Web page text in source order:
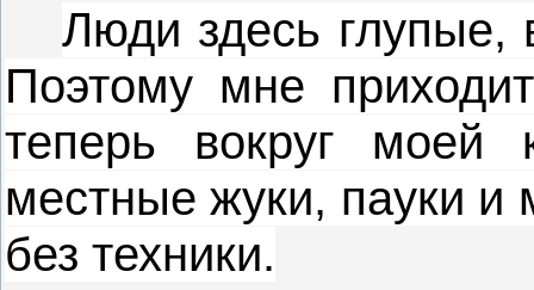
Люди здесь глупые,
Поэтому мне
теперь вокруг моей
местные жуки, пауки
без техники.